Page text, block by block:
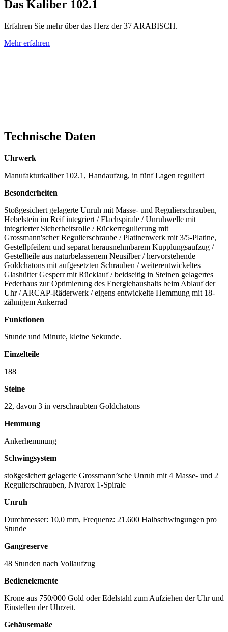
Das Kaliber 102.1
Erfahren Sie mehr über das Herz der 37 ARABISCH.
Mehr erfahren
Technische Daten
Uhrwerk
Manufakturkaliber 102.1, Handaufzug, in fünf Lagen reguliert
Besonderheiten
Stoßgesichert gelagerte Unruh mit Masse- und Regulierschrauben,
Hebelstein im Reif integriert / Flachspirale / Unruhwelle mit
integrierter Sicherheitsrolle / Rückerregulierung mit
Grossmann'scher Regulierschraube / Platinenwerk mit 3/5-Platine,
Gestellpfeilern und separat herausnehmbarem Kupplungsaufzug /
Gestellteile aus naturbelassenem Neusilber / hervorstehende
Goldchatons mit aufgesetzten Schrauben / weiterentwickeltes
Glashütter Gesperr mit Rücklauf / beidseitig in Steinen gelagertes
Federhaus zur Optimierung des Energiehaushalts beim Ablauf der
Uhr / ARCAP-Räderwerk / eigens entwickelte Hemmung mit 18-
zähnigem Ankerrad
Funktionen
Stunde und Minute, kleine Sekunde.
Einzelteile
188
Steine
22, davon 3 in verschraubten Goldchatons
Hemmung
Ankerhemmung
Schwingsystem
stoßgesichert gelagerte Grossmann’sche Unruh mit 4 Masse- und 2
Regulierschrauben, Nivarox 1-Spirale
Unruh
Durchmesser: 10,0 mm, Frequenz: 21.600 Halbschwingungen pro
Stunde
Gangreserve
48 Stunden nach Vollaufzug
Bedienelemente
Krone aus 750/000 Gold oder Edelstahl zum Aufziehen der Uhr und
Einstellen der Uhrzeit.
Gehäusemaße